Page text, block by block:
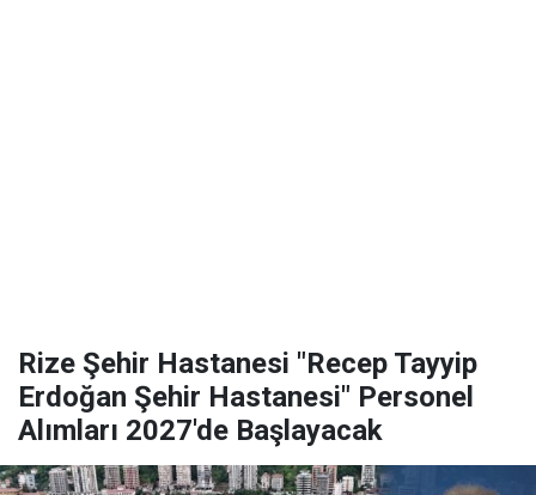
Rize Şehir Hastanesi "Recep Tayyip
Erdoğan Şehir Hastanesi" Personel
Alımları 2027'de Başlayacak